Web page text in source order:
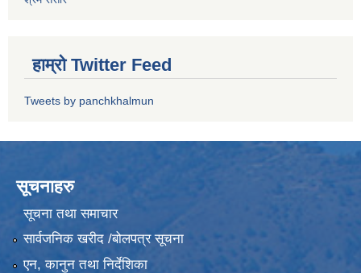
हाम्रो Twitter Feed
Tweets by panchkhalmun
सूचनाहरु
सूचना तथा समाचार
सार्वजनिक खरीद /बोलपत्र सूचना
एन, कानुन तथा निर्देशिका